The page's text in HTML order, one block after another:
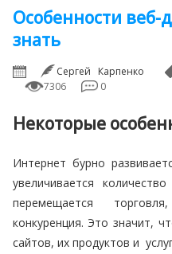
Особенности веб-
знать
Сергей Карпенко
7306
0
Некоторые
Интернет бурно
увеличивается
перемещается
конкуренция. Это значит,
сайтов, их продуктов и